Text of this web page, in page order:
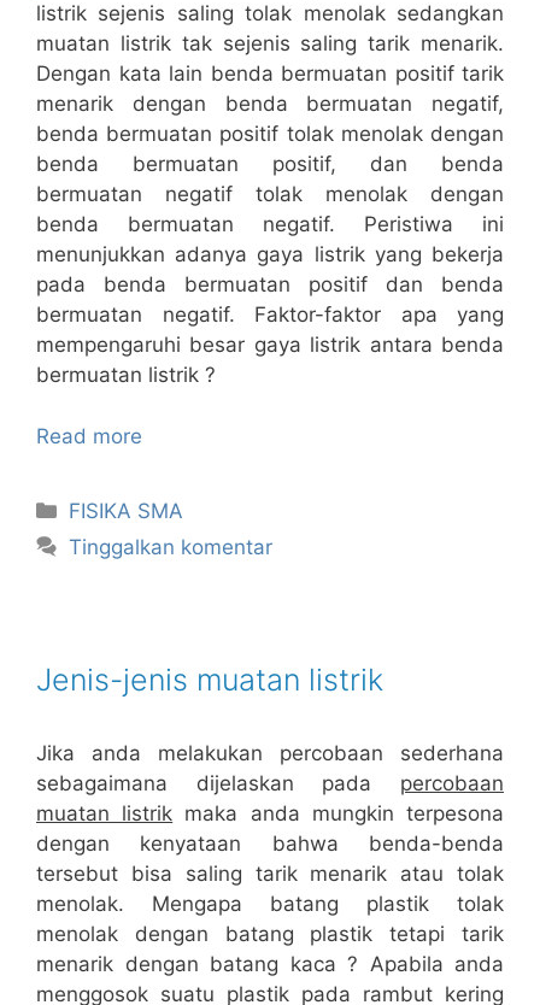
listrik sejenis saling tolak menolak sedangkan
muatan listrik tak sejenis saling tarik menarik.
Dengan kata lain benda bermuatan positif tarik
menarik dengan benda bermuatan negatif,
benda bermuatan positif tolak menolak dengan
benda bermuatan positif, dan benda
bermuatan negatif tolak menolak dengan
benda bermuatan negatif. Peristiwa ini
menunjukkan adanya gaya listrik yang bekerja
pada benda bermuatan positif dan benda
bermuatan negatif. Faktor-faktor apa yang
mempengaruhi besar gaya listrik antara benda
bermuatan listrik ?
Read more
Kategori
FISIKA SMA
Tinggalkan komentar
Jenis-jenis muatan listrik
Jika anda melakukan percobaan sederhana
sebagaimana dijelaskan pada percobaan
muatan listrik maka anda mungkin terpesona
dengan kenyataan bahwa benda-benda
tersebut bisa saling tarik menarik atau tolak
menolak. Mengapa batang plastik tolak
menolak dengan batang plastik tetapi tarik
menarik dengan batang kaca ? Apabila anda
menggosok suatu plastik pada rambut kering